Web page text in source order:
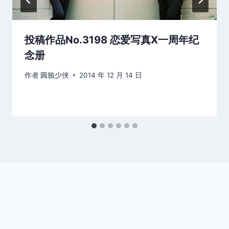
投稿作品No.3198 恋爱写真X一周年纪
念册
作者 圓臉少侠 2014 年 12 月 14 日